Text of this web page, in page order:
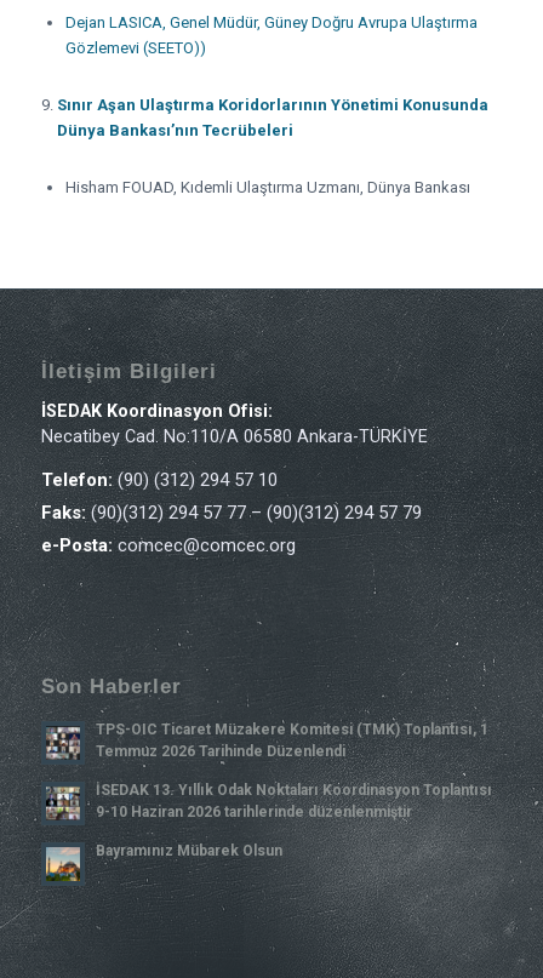
Dejan LASICA, Genel Müdür, Güney Doğru Avrupa Ulaştırma
Gözlemevi (SEETO))
Sınır Aşan Ulaştırma Koridorlarının Yönetimi Konusunda
Dünya Bankası’nın Tecrübeleri
Hisham FOUAD, Kıdemli Ulaştırma Uzmanı, Dünya Bankası
İletişim Bilgileri
İSEDAK Koordinasyon Ofisi:
Necatibey Cad. No:110/A 06580 Ankara-TÜRKİYE
Telefon:(90) (312) 294 57 10
Faks:(90)(312) 294 57 77 – (90)(312) 294 57 79
e-Posta:comcec@comcec.org
Son Haberler
TPS-OIC Ticaret Müzakere Komitesi (TMK) Toplantısı, 1
Temmuz 2026 Tarihinde Düzenlendi
İSEDAK 13. Yıllık Odak Noktaları Koordinasyon Toplantısı
9-10 Haziran 2026 tarihlerinde düzenlenmiştir
Bayramınız Mübarek Olsun